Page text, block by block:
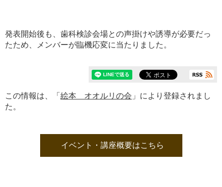
発表開始後も、歯科検診会場との声掛けや誘導が必要だっ
たため、メンバーが臨機応変に当たりました。
この情報は、「 絵本 オオルリの会 」により登録されまし
た。
イベント・講座概要はこちら